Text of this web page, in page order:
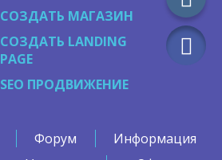
СОЗДАТЬ МАГАЗИН
СОЗДАТЬ LANDING
PAGE
SEO ПРОДВИЖЕНИЕ
Форум
Информация